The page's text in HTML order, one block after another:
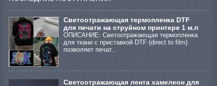
Cветоотражающая термопленка DTF
для печати на струйном принтере 1 м.п
ОПИСАНИЕ: Светоотражающая термопленка
для ткани с приставкой DTF (direct to film)
позволяет печат..
Светоотражающая лента хамелеон для